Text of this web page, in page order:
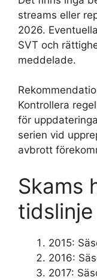
streams eller
2026.
SVT och
meddelade.
Kontrollera
för
serien vid
avbrott
Skams
tidslinje
2015:
2016:
2017: